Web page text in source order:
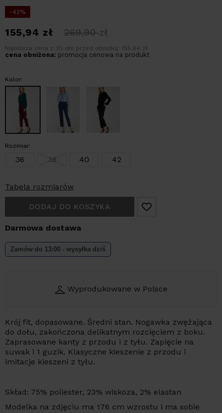
-42%
155,94 zł 269,90zł
Najniższa cena z 30 dni przed obniżką: 155,94 zł
cena obniżona: promocja cenowa na produkt
Kolor:
Rozmiar:
36 38 40 42
Tabela rozmiarów
DODAJ DO KOSZYKA
Darmowa dostawa
Zamów do 13:00 - wysyłka dziś
Wyprodukowane w Polsce
Krój fit, dopasowane. Średni stan. Nogawka zwężająca
do dołu, zakończona delikatnym rozcięciem z boku.
Zaprasowane kanty z przodu i z tyłu. Zapięcie na
suwak i 1 guzik. Klasyczne kieszenie z przodu i
imitacje kieszeni z tyłu.
Skład: 75% poliester, 23% wiskoza, 2% elastan
Modelka na zdjęciu ma 176 cm wzrostu i ma sobie